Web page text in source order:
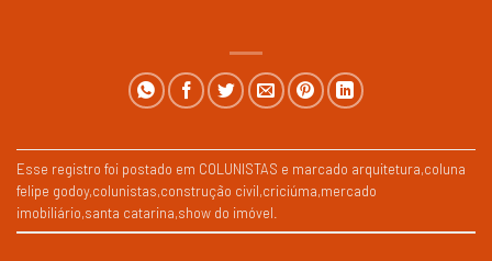
Esse registro foi postado em COLUNISTAS e marcado arquitetura,coluna
felipe godoy,colunistas,construção civil,criciúma,mercado
imobiliário,santa catarina,show do imóvel